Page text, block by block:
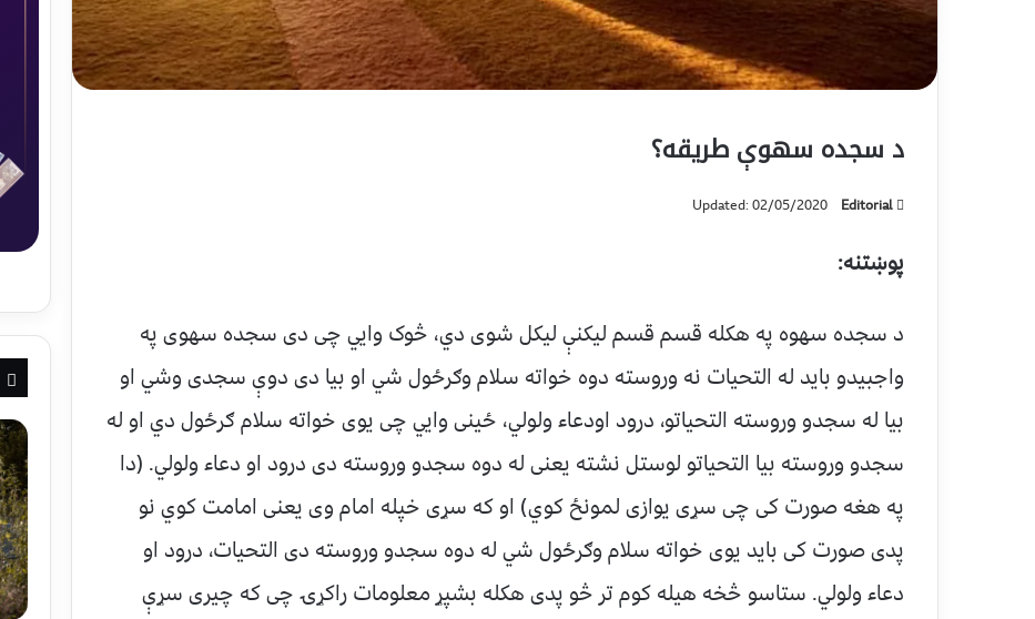
د سجده سهوې طریقه؟
Editorial
Updated: 02/05/2020
پوښتنه:
د سجده سهوه په هکله قسم قسم لیکنې لیکل شوی دي، څوک وایي چی دی سجده سهوی په
واجبیدو باید له التحيات نه وروسته دوه خواته سلام وګرځول شي او بیا دی دوې سجدی وشي او
بیا له سجدو وروسته التحیاتو، درود اودعاء ولولي، ځینی وایي چی یوی خواته سلام ګرځول دي او له
سجدو وروسته بیا التحیاتو لوستل نشته یعنی له دوه سجدو وروسته دی درود او دعاء ولولي. (دا
په هغه صورت کی چی سړی یوازی لمونځ کوي) او که سړی خپله امام وی یعنی امامت کوي نو
پدی صورت کی باید یوی خواته سلام وګرځول شي له دوه سجدو وروسته دی التحیات، درود او
دعاء ولولي. ستاسو څخه هیله کوم تر څو پدی هکله بشپړ معلومات راکړۍ چی که چیری سړې